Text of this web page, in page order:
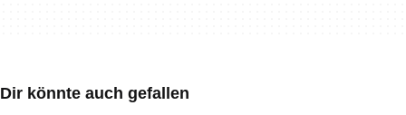
Dir könnte auch gefallen